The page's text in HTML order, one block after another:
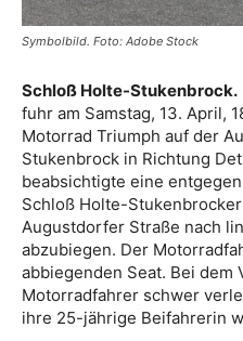
Symbolbild. Foto: Adobe Stock
Schloß Holte-Stukenbrock.
fuhr am Samstag, 13. April,
Motorrad Triumph auf der
Stukenbrock in Richtung
beabsichtigte eine
Schloß Holte-
Augustdorfer Straße nach
abzubiegen. Der
abbiegenden Seat. Bei
Motorradfahrer schwer
ihre 25-jährige Beifahrerin